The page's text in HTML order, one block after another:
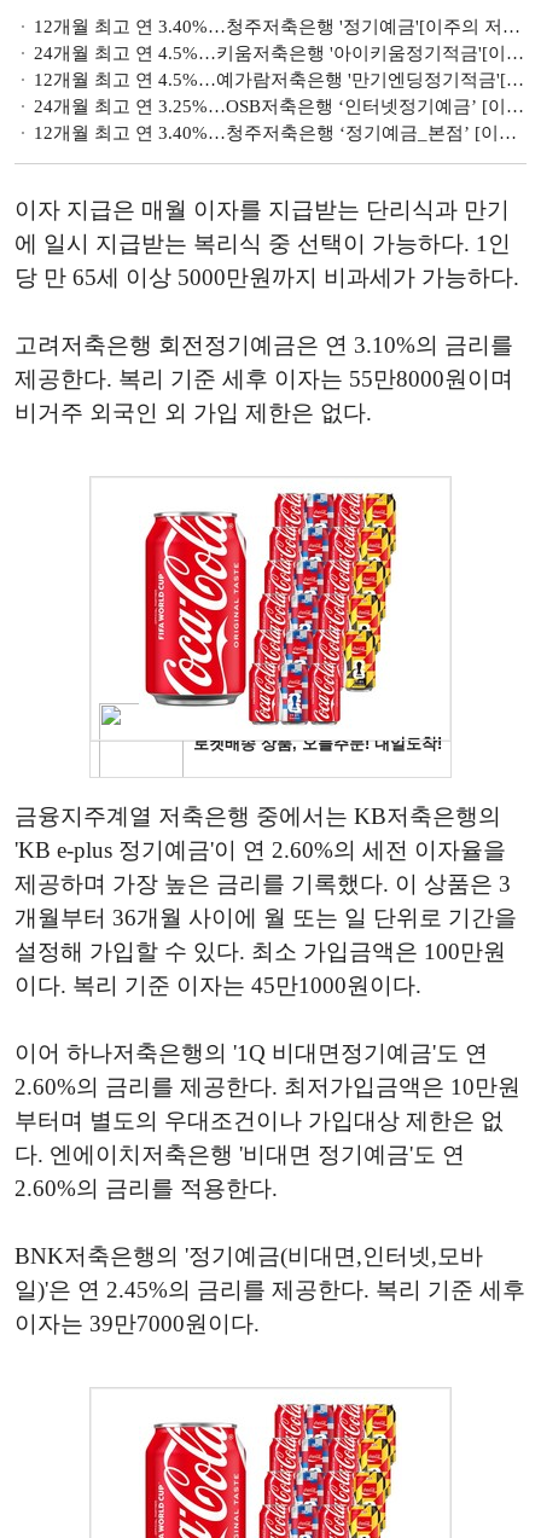
12개월 최고 연 3.40%…청주저축은행 '정기예금'[이주의 저축은행 예금금리-7월 3주]
24개월 최고 연 4.5%…키움저축은행 '아이키움정기적금'[이주의 저축은행 적금금리-7월 3주]
12개월 최고 연 4.5%…예가람저축은행 '만기엔딩정기적금'[이주의 저축은행 적금금리-7월 3주]
24개월 최고 연 3.25%…OSB저축은행 ‘인터넷정기예금’ [이주의 저축은행 예금금리-7월 2주]
12개월 최고 연 3.40%…청주저축은행 ‘정기예금_본점’ [이주의 저축은행 예금금리-7월 2주]
이자 지급은 매월 이자를 지급받는 단리식과 만기
에 일시 지급받는 복리식 중 선택이 가능하다. 1인
당 만 65세 이상 5000만원까지 비과세가 가능하다.
고려저축은행 회전정기예금은 연 3.10%의 금리를
제공한다. 복리 기준 세후 이자는 55만8000원이며
비거주 외국인 외 가입 제한은 없다.
금융지주계열 저축은행 중에서는 KB저축은행의
'KB e-plus 정기예금'이 연 2.60%의 세전 이자율을
제공하며 가장 높은 금리를 기록했다. 이 상품은 3
개월부터 36개월 사이에 월 또는 일 단위로 기간을
설정해 가입할 수 있다. 최소 가입금액은 100만원
이다. 복리 기준 이자는 45만1000원이다.
이어 하나저축은행의 '1Q 비대면정기예금'도 연
2.60%의 금리를 제공한다. 최저가입금액은 10만원
부터며 별도의 우대조건이나 가입대상 제한은 없
다. 엔에이치저축은행 '비대면 정기예금'도 연
2.60%의 금리를 적용한다.
BNK저축은행의 '정기예금(비대면,인터넷,모바
일)'은 연 2.45%의 금리를 제공한다. 복리 기준 세후
이자는 39만7000원이다.